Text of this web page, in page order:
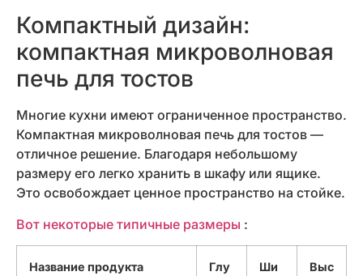
Компактный дизайн:
компактная микроволновая
печь для тостов
Многие кухни имеют ограниченное пространство.
Компактная микроволновая печь для тостов —
отличное решение. Благодаря небольшому
размеру его легко хранить в шкафу или ящике.
Это освобождает ценное пространство на стойке.
Вот некоторые типичные размеры :
Название продукта
Глу
Ши
Выс